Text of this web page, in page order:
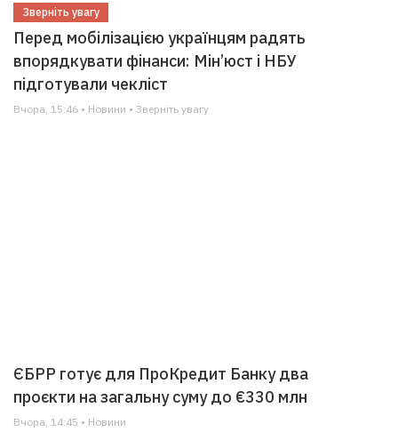
Зверніть увагу
Перед мобілізацією українцям радять
впорядкувати фінанси: Мін’юст і НБУ
підготували чекліст
Вчора, 15:46 • Новини • Зверніть увагу
ЄБРР готує для ПроКредит Банку два
проєкти на загальну суму до €330 млн
Вчора, 14:45 • Новини